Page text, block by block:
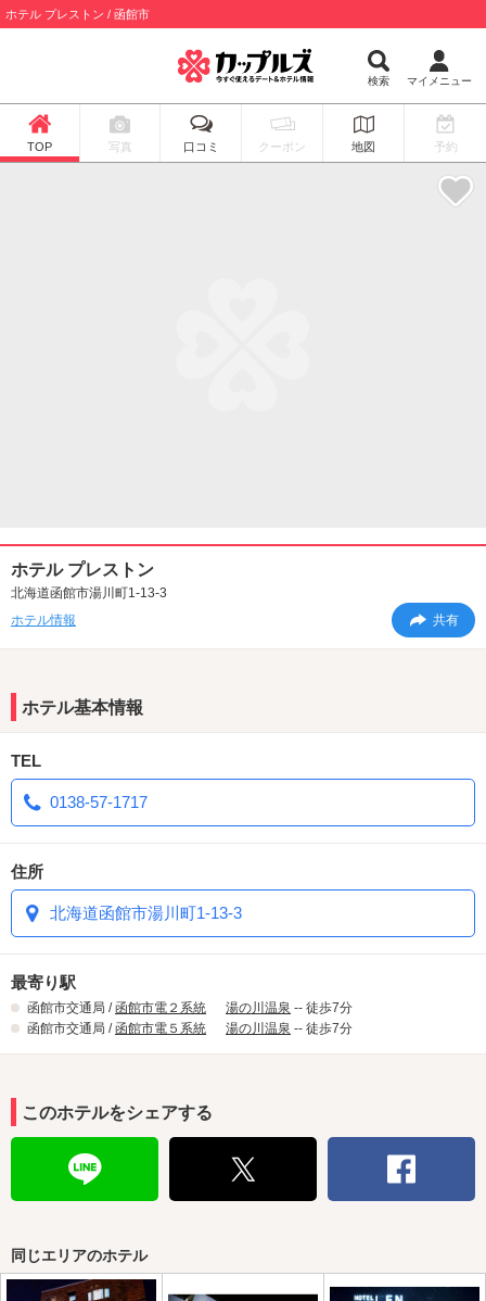
ホテル プレストン / 函館市
検索 マイメニュー
TOP 写真 口コミ クーポン 地図 予約
ホテル プレストン
北海道函館市湯川町1-13-3
ホテル情報
共有
ホテル基本情報
TEL
0138-57-1717
住所
北海道函館市湯川町1-13-3
最寄り駅
函館市交通局 /函館市電２系統 湯の川温泉 -- 徒歩7分
函館市交通局 /函館市電５系統 湯の川温泉 -- 徒歩7分
このホテルをシェアする
同じエリアのホテル